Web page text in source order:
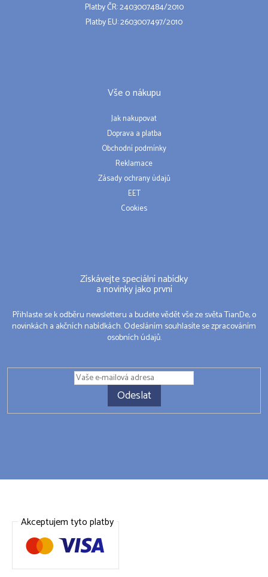
Platby ČR: 2403007484/2010
Platby EU: 2603007497/2010
Vše o nákupu
Jak nakupovat
Doprava a platba
Obchodní podmínky
Reklamace
Zásady ochrany údajů
EET
Cookies
Získávejte speciální nabídky
a novinky jako první
Přihlaste se k odběru newsletteru a budete vědět vše ze světa TianDe, o
novinkách a akčních nabídkách. Odesláním souhlasíte se zpracováním
osobních údajů.
Odeslat
Akceptujem tyto platby